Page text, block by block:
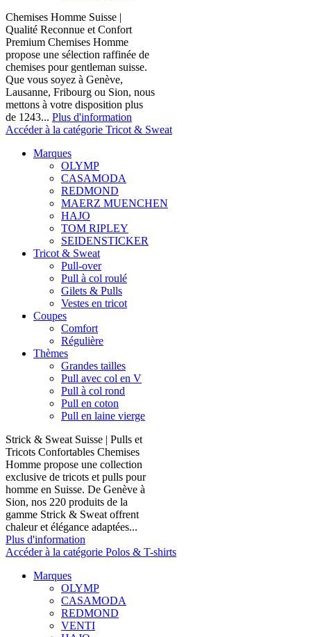
Chemises Homme Suisse |
Qualité Reconnue et Confort
Premium Chemises Homme
propose une sélection raffinée de
chemises pour gentleman suisse.
Que vous soyez à Genève,
Lausanne, Fribourg ou Sion, nous
mettons à votre disposition plus
de 1243... Plus d'information
Accéder à la catégorie Tricot & Sweat
Marques
OLYMP
CASAMODA
REDMOND
MAERZ MUENCHEN
HAJO
TOM RIPLEY
SEIDENSTICKER
Tricot & Sweat
Pull-over
Pull à col roulé
Gilets & Pulls
Vestes en tricot
Coupes
Comfort
Régulière
Thèmes
Grandes tailles
Pull avec col en V
Pull à col rond
Pull en coton
Pull en laine vierge
Strick & Sweat Suisse | Pulls et
Tricots Confortables Chemises
Homme propose une collection
exclusive de tricots et pulls pour
homme en Suisse. De Genève à
Sion, nos 220 produits de la
gamme Strick & Sweat offrent
chaleur et élégance adaptées...
Plus d'information
Accéder à la catégorie Polos & T-shirts
Marques
OLYMP
CASAMODA
REDMOND
VENTI